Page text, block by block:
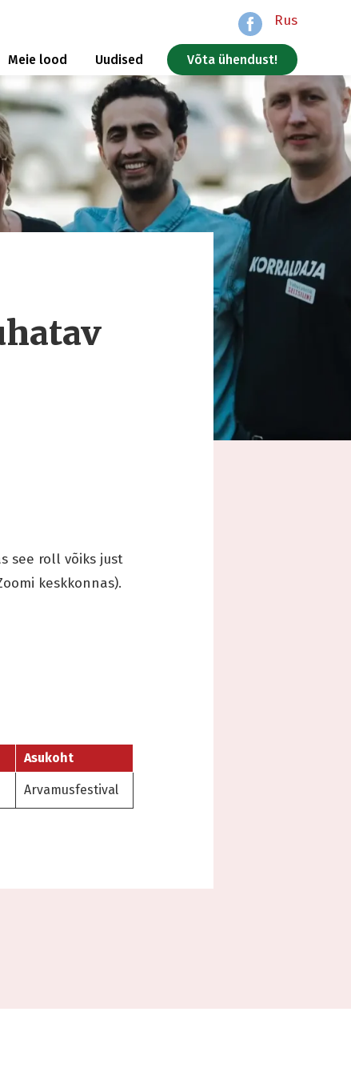
Rus
Meie lood Uudised Võta ühendust!
see roll võiks just
keskkonnas).
Asukoht
Arvamusfestival